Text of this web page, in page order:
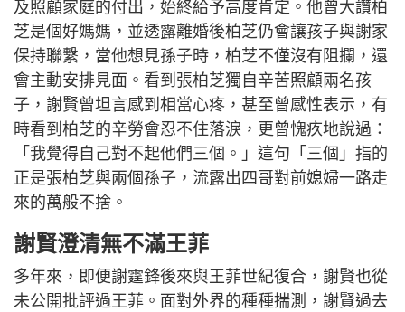
及照顧家庭的付出，始終給予高度肯定。他曾大讚柏
芝是個好媽媽，並透露離婚後柏芝仍會讓孩子與謝家
保持聯繫，當他想見孫子時，柏芝不僅沒有阻攔，還
會主動安排見面。看到張柏芝獨自辛苦照顧兩名孩
子，謝賢曾坦言感到相當心疼，甚至曾感性表示，有
時看到柏芝的辛勞會忍不住落淚，更曾愧疚地說過：
「我覺得自己對不起他們三個。」這句「三個」指的
正是張柏芝與兩個孫子，流露出四哥對前媳婦一路走
來的萬般不捨。
謝賢澄清無不滿王菲
多年來，即便謝霆鋒後來與王菲世紀復合，謝賢也從
未公開批評過王菲。面對外界的種種揣測，謝賢過去